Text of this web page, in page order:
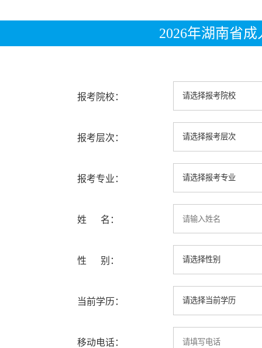
2026年湖南省
报考院校：
报考层次：
报考专业：
姓 名：
性 别：
当前学历：
移动电话：